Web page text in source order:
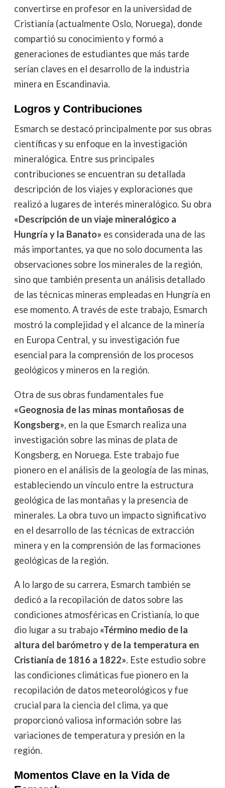
convertirse en profesor en la universidad de
Cristianía (actualmente Oslo, Noruega), donde
compartió su conocimiento y formó a
generaciones de estudiantes que más tarde
serían claves en el desarrollo de la industria
minera en Escandinavia.
Logros y Contribuciones
Esmarch se destacó principalmente por sus obras
científicas y su enfoque en la investigación
mineralógica. Entre sus principales
contribuciones se encuentran su detallada
descripción de los viajes y exploraciones que
realizó a lugares de interés mineralógico. Su obra
«Descripción de un viaje mineralógico a
Hungría y la Banato» es considerada una de las
más importantes, ya que no solo documenta las
observaciones sobre los minerales de la región,
sino que también presenta un análisis detallado
de las técnicas mineras empleadas en Hungría en
ese momento. A través de este trabajo, Esmarch
mostró la complejidad y el alcance de la minería
en Europa Central, y su investigación fue
esencial para la comprensión de los procesos
geológicos y mineros en la región.
Otra de sus obras fundamentales fue
«Geognosia de las minas montañosas de
Kongsberg», en la que Esmarch realiza una
investigación sobre las minas de plata de
Kongsberg, en Noruega. Este trabajo fue
pionero en el análisis de la geología de las minas,
estableciendo un vínculo entre la estructura
geológica de las montañas y la presencia de
minerales. La obra tuvo un impacto significativo
en el desarrollo de las técnicas de extracción
minera y en la comprensión de las formaciones
geológicas de la región.
A lo largo de su carrera, Esmarch también se
dedicó a la recopilación de datos sobre las
condiciones atmosféricas en Cristianía, lo que
dio lugar a su trabajo «Término medio de la
altura del barómetro y de la temperatura en
Cristianía de 1816 a 1822». Este estudio sobre
las condiciones climáticas fue pionero en la
recopilación de datos meteorológicos y fue
crucial para la ciencia del clima, ya que
proporcionó valiosa información sobre las
variaciones de temperatura y presión en la
región.
Momentos Clave en la Vida de